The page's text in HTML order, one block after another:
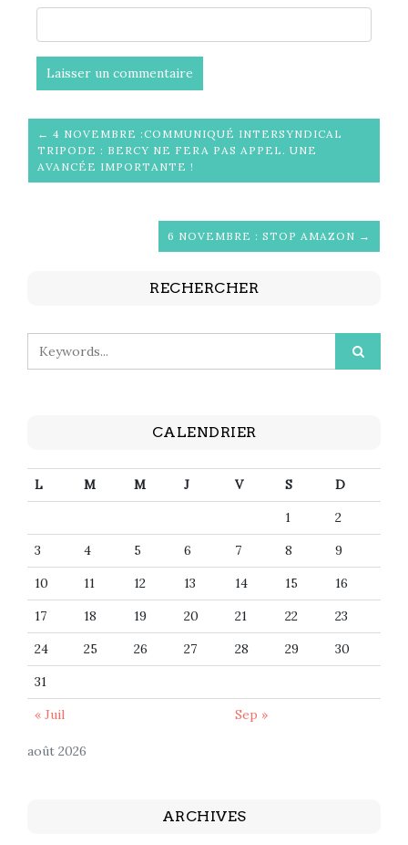
← 4 NOVEMBRE :COMMUNIQUÉ INTERSYNDICAL
TRIPODE : BERCY NE FERA PAS APPEL. UNE
AVANCÉE IMPORTANTE !
6 NOVEMBRE : STOP AMAZON →
RECHERCHER
CALENDRIER
août 2026
L M M J V S
D
1
2
3
4 5 6 7 8
9
10
11 12 13 14 15
16
17
18 19 20 21 22
23
24
25 26 27 28 29
30
31
« Juil
Sep »
ARCHIVES